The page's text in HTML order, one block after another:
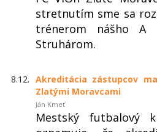
stretnutím sme sa
trénerom nášho A
Struhárom.
8.12. Akreditácia zástupcov
Zlatými Moravcami
Ján Kmeť
Mestský futbalový